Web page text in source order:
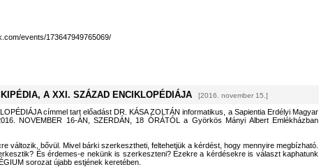
events/173647949765069/
A XXI. SZÁZAD ENCIKLOPÉDIÁJA [2016. november 15.]
címmel tart előadást DR. KÁSA ZOLTÁN informatikus, a Sapientia Erdélyi Magyar
NOVEMBER 16-ÁN, SZERDÁN, 18 ÓRÁTÓL a Györkös Mányi Albert Emlékházban
változik, bővül. Mivel bárki szerkesztheti, feltehetjük a kérdést, hogy mennyire megbízható.
És érdemes-e nekünk is szerkeszteni? Ezekre a kérdésekre is választ kaphatunk
sorozat újabb estjének keretében.